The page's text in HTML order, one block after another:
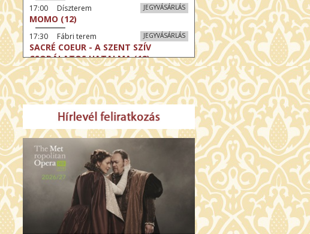
JEGYVÁSÁRLÁS
17:00 Díszterem
MOMO (12)
JEGYVÁSÁRLÁS
17:30 Fábri terem
SACRÉ COEUR - A SZENT SZÍV
CSODÁLATOS HATALMA (12)
JEGYVÁSÁRLÁS
17:30 Törőcsik Mari terem
SZERELMEM, MAROKKÓ (16)
JEGYVÁSÁRLÁS
17:30 Csortos terem
MOHÁCS – VILÁGOK HARCA (12)
JEGYVÁSÁRLÁS
19:00 Díszterem
ODÜSSZEIA (16)
19:30 Csortos terem
MEGHÍVÁS (16)
JEGYVÁSÁRLÁS
19:30 Fábri terem
KESERŰ KARÁCSONY (16)
JEGYVÁSÁRLÁS
20:00 Törőcsik Mari terem
AZ IDEGEN (16)